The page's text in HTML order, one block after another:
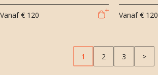
Vanaf € 120 Vanaf € 120
1 2 3 >